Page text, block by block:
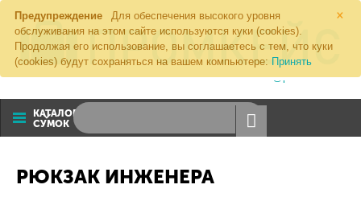
×
Предупреждение
Для обеспечения высокого уровня
обслуживания на этом сайте используются куки (cookies).
Продолжая его использование, вы соглашаетесь с тем, что куки
(cookies) будут сохраняться на вашем компьютере: Принять
8 (800) 1000 274
sales@promkeis.ru
КАТАЛОГ
СУМОК
РЮКЗАК ИНЖЕНЕРА